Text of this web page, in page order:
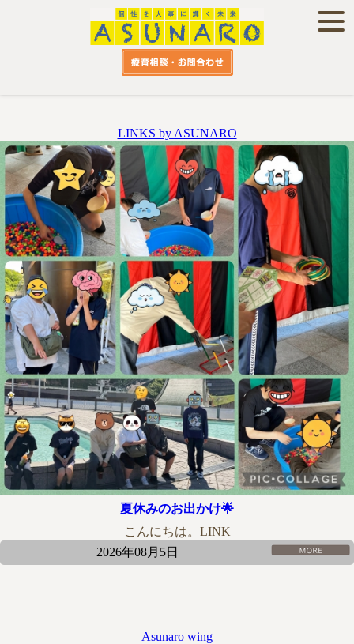
LINKS by ASUNARO
夏休みのお出かけ🌟
こんにちは。LINK
2026年08月5日
Asunaro wing